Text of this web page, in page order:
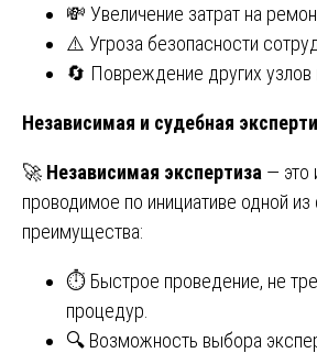
💸 Увеличение затрат на
⚠️ Угроза безопасности
🔄 Повреждение других узлов
Независимая и судебная
🚀 Независимая экспертиза — это
проводимое по инициативе одной
преимущества:
⏱️ Быстрое проведение, не
процедур.
🔍 Возможность выбора